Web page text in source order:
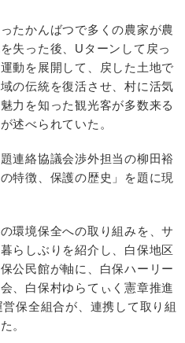
たかんばつで多くの農家が農
失った後、Uターンして戻っ
動を展開して、戻した土地で
の伝統を復活させ、村に活気
力を知った観光客が多数来る
述べられていた。
連絡協議会渉外担当の柳田裕
特徴、保護の歴史」を題に現
環境保全への取り組みを、サ
らしぶりを紹介し、白保地区
公民館が軸に、白保ハーリー
、白保村ゆらてぃく憲章推進
保全組合が、連携して取り組
。